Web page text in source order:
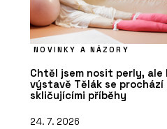
NOVINKY A NÁZORY
Chtěl jsem nosit perly, ale
výstavě Tělák se
skličujícími příběhy
24. 7. 2026